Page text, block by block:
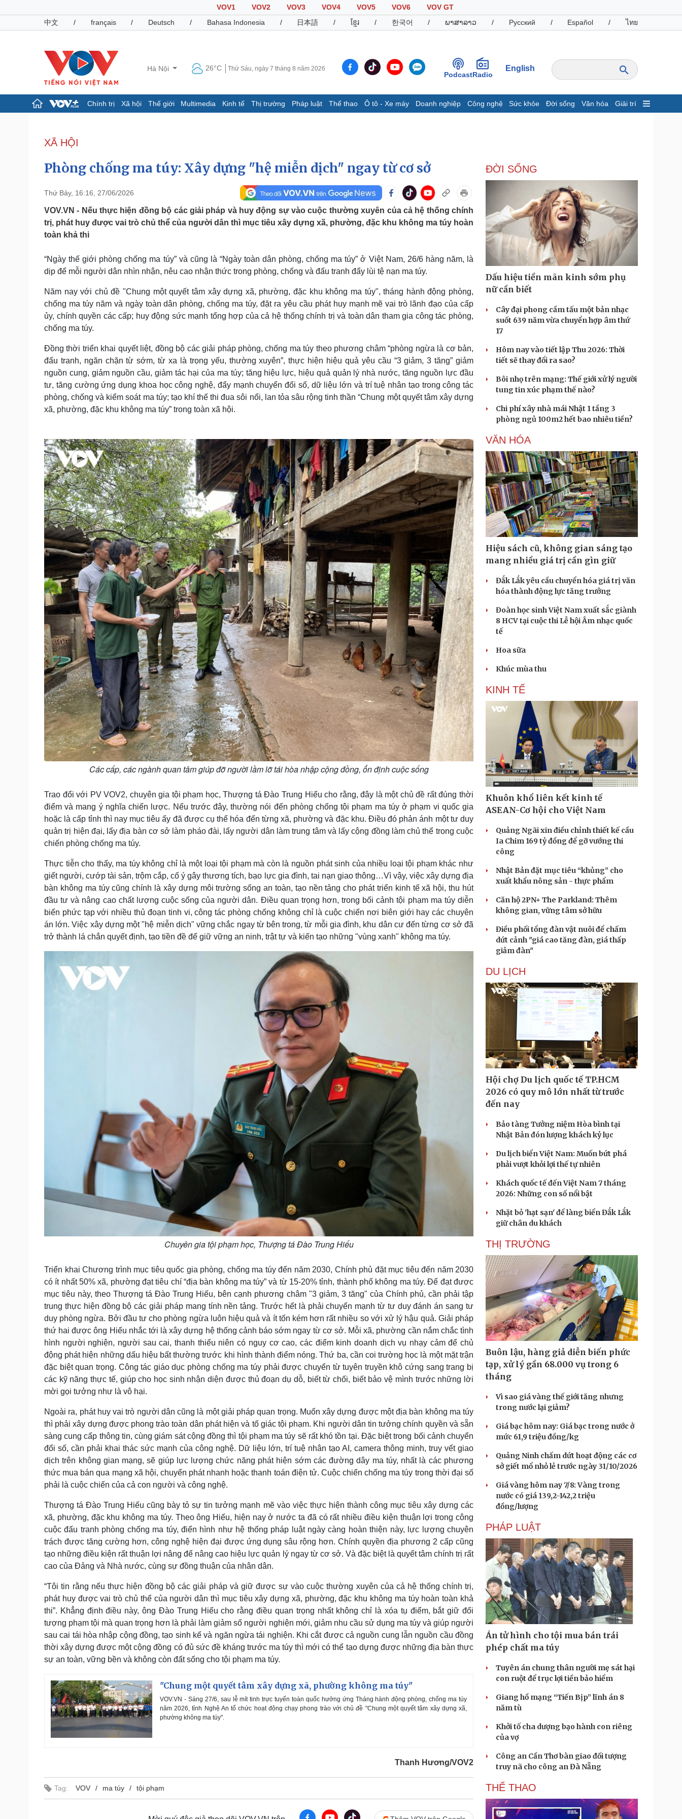
VOV1 VOV2 VOV3 VOV4 VOV5 VOV6
VOV GT
中文
/ français / Deutsch / Bahasa Indonesia / 日本語 / ខ្មែរ / 한국어 / ພາສາລາວ / Русский / Español / ไทย
Hà Nội 26°C Thứ Sáu, ngày 7 tháng 8 năm 2026
PodcastRadio
English
Chính trị Xã hội Thế giới Multimedia Kinh tế Thị trường Pháp luật Thể thao Ô tô - Xe máy Doanh nghiệp Công nghệ Sức khỏe Đời sống Văn hóa Giải trí
Đảng
Tổ chức nhân sự
Nhận diện sự thật
Dấu ấn VOV
Infographic
Giá cà phê
Pháp luật
Vụ án
Tin nóng
Quân sự - Quốc phòng
Vũ khí
Thể thao
Bóng đá
eSports
Hậu trường
Ô tô - Xe máy
Ô tô
Doanh nghiệp
Thông tin doanh nghiệp
Doanh nghiệp 24h
Doanh nhân
Vì cộng đồng
Công nghệ
Sành điệu
Tin Công nghệ
Trải nghiệm
Chuyển đổi số
Dinh dưỡng - món ngon
Cây thuốc
Sản phụ khoa
Nhi khoa
Làm đẹp - giảm cân
Phòng mạch online
Ăn sạch sống khỏe
Nhà đẹp
Blog
Tình yêu - Gia đình
Sân khấu - Điện ảnh
Văn học
Âm nhạc
Nghệ sĩ
Thời trang
Sao Việt
Tư vấn
Săn Tour
check-in
Podcast
Đọc truyện đêm khuya
Cửa sổ tình yêu
Cải chính
XÃ HỘI
Phòng chống ma túy: Xây dựng "hệ miễn dịch" ngay từ cơ sở
Thứ Bảy, 16:16, 27/06/2026
VOV.VN - Nếu thực hiện đồng bộ các giải pháp và huy động sự vào cuộc thường xuyên của cả hệ thống chính
trị, phát huy được vai trò chủ thể của người dân thì mục tiêu xây dựng xã, phường, đặc khu không ma túy hoàn
toàn khả thi
“Ngày thế giới phòng chống ma túy” và cũng là “Ngày toàn dân phòng, chống ma túy” ở Việt Nam, 26/6 hàng năm, là
dịp để mỗi người dân nhìn nhận, nêu cao nhận thức trong phòng, chống và đấu tranh đẩy lùi tệ nạn ma túy.
Năm nay với chủ đề "Chung một quyết tâm xây dựng xã, phường, đặc khu không ma túy", tháng hành động phòng,
chống ma túy năm và ngày toàn dân phòng, chống ma túy, đặt ra yêu cầu phát huy mạnh mẽ vai trò lãnh đạo của cấp
ủy, chính quyền các cấp; huy động sức mạnh tổng hợp của cả hệ thống chính trị và toàn dân tham gia công tác phòng,
chống ma túy.
Đồng thời triển khai quyết liệt, đồng bộ các giải pháp phòng, chống ma túy theo phương châm “phòng ngừa là cơ bản,
đấu tranh, ngăn chặn từ sớm, từ xa là trọng yếu, thường xuyên”, thực hiện hiệu quả yêu cầu “3 giảm, 3 tăng” giảm
nguồn cung, giảm nguồn cầu, giảm tác hại của ma túy; tăng hiệu lực, hiệu quả quản lý nhà nước, tăng nguồn lực đầu
tư, tăng cường ứng dụng khoa học công nghệ, đẩy mạnh chuyển đổi số, dữ liệu lớn và trí tuệ nhân tạo trong công tác
phòng, chống và kiểm soát ma túy; tạo khí thế thi đua sôi nổi, lan tỏa sâu rộng tinh thần “Chung một quyết tâm xây dựng
xã, phường, đặc khu không ma túy” trong toàn xã hội.
Các cấp, các ngành quan tâm giúp đỡ người lầm lỡ tái hòa nhập cộng đồng, ổn định cuộc sống
Trao đổi với PV VOV2, chuyên gia tội phạm học, Thượng tá Đào Trung Hiếu cho rằng, đây là một chủ đề rất đúng thời
điểm và mang ý nghĩa chiến lược. Nếu trước đây, thường nói đến phòng chống tội phạm ma túy ở phạm vi quốc gia
hoặc là cấp tỉnh thì nay mục tiêu ấy đã được cụ thể hóa đến từng xã, phường và đặc khu. Điều đó phản ánh một tư duy
quản trị hiện đại, lấy địa bàn cơ sở làm pháo đài, lấy người dân làm trung tâm và lấy cộng đồng làm chủ thể trong cuộc
chiến phòng chống ma túy.
Thực tiễn cho thấy, ma túy không chỉ là một loại tội phạm mà còn là nguồn phát sinh của nhiều loại tội phạm khác như
giết người, cướp tài sản, trộm cắp, cố ý gây thương tích, bạo lực gia đình, tai nạn giao thông…Vì vậy, việc xây dựng địa
bàn không ma túy cũng chính là xây dựng môi trường sống an toàn, tạo nền tảng cho phát triển kinh tế xã hội, thu hút
đầu tư và nâng cao chất lượng cuộc sống của người dân. Điều quan trọng hơn, trong bối cảnh tội phạm ma túy diễn
biến phức tạp với nhiều thủ đoạn tinh vi, công tác phòng chống không chỉ là cuộc chiến nơi biên giới hay các chuyên
án lớn. Việc xây dựng một "hệ miễn dịch" vững chắc ngay từ bên trong, từ mỗi gia đình, khu dân cư đến từng cơ sở đã
trở thành lá chắn quyết định, tạo tiền đề để giữ vững an ninh, trật tự và kiến tạo những "vùng xanh" không ma túy.
Chuyên gia tội phạm học, Thượng tá Đào Trung Hiếu
Triển khai Chương trình mục tiêu quốc gia phòng, chống ma túy đến năm 2030, Chính phủ đặt mục tiêu đến năm 2030
có ít nhất 50% xã, phường đạt tiêu chí “địa bàn không ma túy” và từ 15-20% tỉnh, thành phố không ma túy. Để đạt được
mục tiêu này, theo Thượng tá Đào Trung Hiếu, bên cạnh phương châm "3 giảm, 3 tăng" của Chính phủ, cần phải tập
trung thực hiện đồng bộ các giải pháp mang tính nền tảng. Trước hết là phải chuyển mạnh từ tư duy đánh án sang tư
duy phòng ngừa. Bởi đầu tư cho phòng ngừa luôn hiệu quả và ít tốn kém hơn rất nhiều so với xử lý hậu quả. Giải pháp
thứ hai được ông Hiếu nhắc tới là xây dựng hệ thống cảnh báo sớm ngay từ cơ sở. Mỗi xã, phường cần nắm chắc tình
hình người nghiện, người sau cai, thanh thiếu niên có nguy cơ cao, các điểm kinh doanh dịch vụ nhạy cảm để chủ
động phát hiện những dấu hiệu bất thường trước khi hình thành điểm nóng. Thứ ba, cần coi trường học là một mặt trận
đặc biệt quan trọng. Công tác giáo dục phòng chống ma túy phải được chuyển từ tuyên truyền khô cứng sang trang bị
các kỹ năng thực tế, giúp cho học sinh nhận diện được thủ đoạn dụ dỗ, biết từ chối, biết bảo vệ mình trước những lời
mời gọi tưởng như là vô hại.
Ngoài ra, phát huy vai trò người dân cũng là một giải pháp quan trọng. Muốn xây dựng được một địa bàn không ma túy
thì phải xây dựng được phong trào toàn dân phát hiện và tố giác tội phạm. Khi người dân tin tưởng chính quyền và sẵn
sàng cung cấp thông tin, cùng giám sát cộng đồng thì tội phạm ma túy sẽ rất khó tồn tại. Đặc biệt trong bối cảnh chuyển
đổi số, cần phải khai thác sức mạnh của công nghệ. Dữ liệu lớn, trí tuệ nhân tạo AI, camera thông minh, truy vết giao
dịch trên không gian mạng, sẽ giúp lực lượng chức năng phát hiện sớm các đường dây ma túy, nhất là các phương
thức mua bán qua mạng xã hội, chuyển phát nhanh hoặc thanh toán điện tử. Cuộc chiến chống ma túy trong thời đại số
phải là cuộc chiến của cả con người và công nghệ.
Thượng tá Đào Trung Hiếu cũng bày tỏ sự tin tưởng mạnh mẽ vào việc thực hiện thành công mục tiêu xây dựng các
xã, phường, đặc khu không ma túy. Theo ông Hiếu, hiện nay ở nước ta đã có rất nhiều điều kiện thuận lợi trong công
cuộc đấu tranh phòng chống ma túy, điển hình như hệ thống pháp luật ngày càng hoàn thiện này, lực lượng chuyên
trách được tăng cường hơn, công nghệ hiện đại được ứng dụng sâu rộng hơn. Chính quyền địa phương 2 cấp cũng
tạo những điều kiện rất thuận lợi nâng để nâng cao hiệu lực quản lý ngay từ cơ sở. Và đặc biệt là quyết tâm chính trị rất
cao của Đảng và Nhà nước, cùng sự đồng thuận của nhân dân.
“Tôi tin rằng nếu thực hiện đồng bộ các giải pháp và giữ được sự vào cuộc thường xuyên của cả hệ thống chính trị,
phát huy được vai trò chủ thể của người dân thì mục tiêu xây dựng xã, phường, đặc khu không ma túy hoàn toàn khả
thi”. Khẳng định điều này, ông Đào Trung Hiếu cho rằng điều quan trọng nhất không chỉ là xóa tụ điểm, bắt giữ đối
tượng phạm tội mà quan trọng hơn là phải làm giảm số người nghiện mới, giảm nhu cầu sử dụng ma túy và giúp người
sau cai tái hòa nhập cộng đồng, tạo sinh kế và ngăn ngừa tái nghiện. Khi cắt được cả nguồn cung lẫn nguồn cầu đồng
thời xây dựng được một cộng đồng có đủ sức đề kháng trước ma túy thì mới có thể tạo dựng được những địa bàn thực
sự an toàn, vững bền và không còn đất sống cho tội phạm ma túy.
"Chung một quyết tâm xây dựng xã, phường không ma túy"
VOV.VN - Sáng 27/6, sau lễ mít tinh trực tuyến toàn quốc hưởng ứng Tháng hành động phòng, chống ma túy
năm 2026, tỉnh Nghệ An tổ chức hoạt động chạy phong trào với chủ đề "Chung một quyết tâm xây dựng xã,
phường không ma túy".
Thanh Hương/VOV2
Tag: VOV ma túy tội phạm
ĐỜI SỐNG
Dấu hiệu tiền mãn kinh sớm phụ
nữ cần biết
Cây đại phong cầm tấu một bản nhạc
suốt 639 năm vừa chuyển hợp âm thứ
17
Hôm nay vào tiết lập Thu 2026: Thời
tiết sẽ thay đổi ra sao?
Bôi nhọ trên mạng: Thế giới xử lý người
tung tin xúc phạm thế nào?
Chi phí xây nhà mái Nhật 1 tầng 3
phòng ngủ 100m2 hết bao nhiêu tiền?
VĂN HÓA
Hiệu sách cũ, không gian sáng tạo
mang nhiều giá trị cần gìn giữ
Đắk Lắk yêu cầu chuyển hóa giá trị văn
hóa thành động lực tăng trưởng
Đoàn học sinh Việt Nam xuất sắc giành
8 HCV tại cuộc thi Lễ hội Âm nhạc quốc
tế
Hoa sữa
Khúc mùa thu
KINH TẾ
Khuôn khổ liên kết kinh tế
ASEAN-Cơ hội cho Việt Nam
Quảng Ngãi xin điều chỉnh thiết kế cầu
Ia Chim 169 tỷ đồng để gỡ vướng thi
công
Nhật Bản đặt mục tiêu “khủng” cho
xuất khẩu nông sản - thực phẩm
Căn hộ 2PN+ The Parkland: Thêm
không gian, vững tâm sở hữu
Điều phối tổng đàn vật nuôi để chấm
dứt cảnh "giá cao tăng đàn, giá thấp
giảm đàn"
DU LỊCH
Hội chợ Du lịch quốc tế TP.HCM
2026 có quy mô lớn nhất từ trước
đến nay
Bảo tàng Tưởng niệm Hòa bình tại
Nhật Bản đón lượng khách kỷ lục
Du lịch biển Việt Nam: Muốn bứt phá
phải vượt khỏi lợi thế tự nhiên
Khách quốc tế đến Việt Nam 7 tháng
2026: Những con số nổi bật
Nhặt bỏ 'hạt sạn' để làng biển Đắk Lắk
giữ chân du khách
THỊ TRƯỜNG
Buôn lậu, hàng giả diễn biến phức
tạp, xử lý gần 68.000 vụ trong 6
tháng
Vì sao giá vàng thế giới tăng nhưng
trong nước lại giảm?
Giá bạc hôm nay: Giá bạc trong nước ở
mức 61,9 triệu đồng/kg
Quảng Ninh chấm dứt hoạt động các cơ
sở giết mổ nhỏ lẻ trước ngày 31/10/2026
Giá vàng hôm nay 7/8: Vàng trong
nước có giá 139,2-142,2 triệu
đồng/lượng
PHÁP LUẬT
Án tử hình cho tội mua bán trái
phép chất ma túy
Tuyên án chung thân người mẹ sát hại
con ruột để trục lợi tiền bảo hiểm
Giang hồ mạng “Tiến Bịp” lĩnh án 8
năm tù
Khởi tố cha dượng bạo hành con riêng
của vợ
Công an Cần Thơ bàn giao đối tượng
truy nã cho công an Đà Nẵng
THỂ THAO